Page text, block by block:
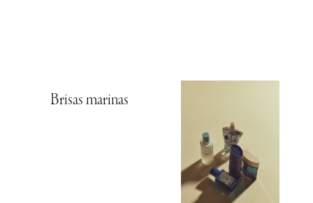
Brisas marinas